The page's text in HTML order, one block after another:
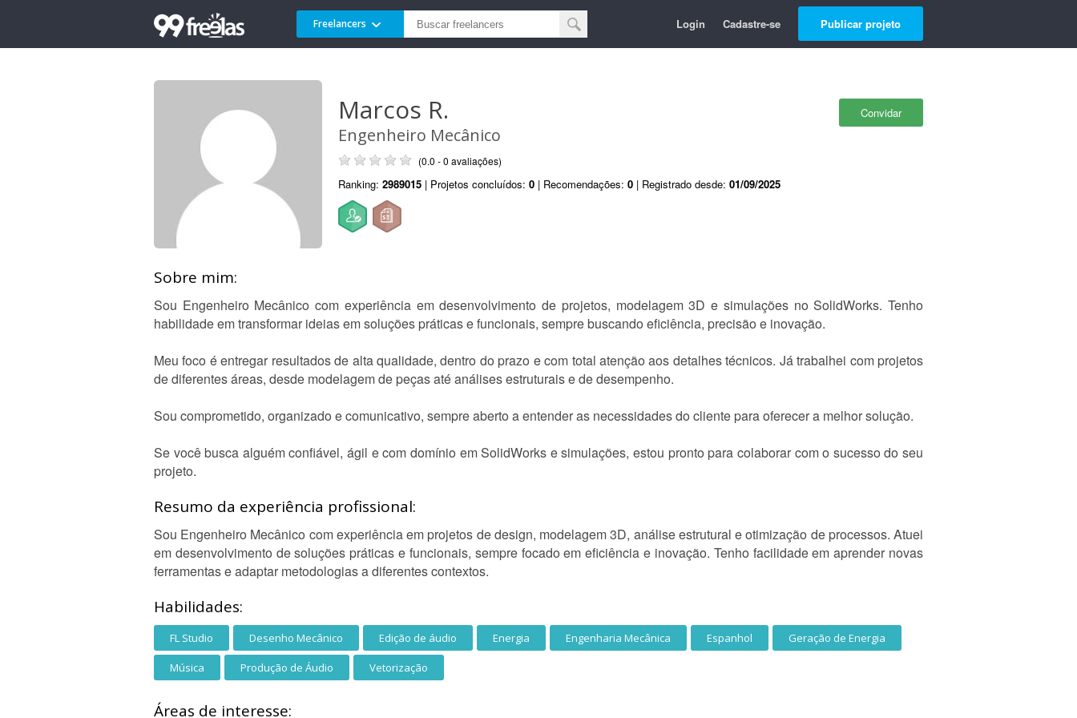
Freelancers Login Cadastre-se Publicar projeto
Convidar
Marcos R.
Engenheiro Mecânico
(0.0 - 0 avaliações)
Ranking: 2989015 | Projetos concluídos: 0 | Recomendações: 0 | Registrado desde: 01/09/2025
Sobre mim:
Sou Engenheiro Mecânico com experiência em desenvolvimento de projetos, modelagem 3D e simulações no SolidWorks. Tenho
habilidade em transformar ideias em soluções práticas e funcionais, sempre buscando eficiência, precisão e inovação.
Meu foco é entregar resultados de alta qualidade, dentro do prazo e com total atenção aos detalhes técnicos. Já trabalhei com projetos
de diferentes áreas, desde modelagem de peças até análises estruturais e de desempenho.
Sou comprometido, organizado e comunicativo, sempre aberto a entender as necessidades do cliente para oferecer a melhor solução.
Se você busca alguém confiável, ágil e com domínio em SolidWorks e simulações, estou pronto para colaborar com o sucesso do seu
projeto.
Resumo da experiência profissional:
Sou Engenheiro Mecânico com experiência em projetos de design, modelagem 3D, análise estrutural e otimização de processos. Atuei
em desenvolvimento de soluções práticas e funcionais, sempre focado em eficiência e inovação. Tenho facilidade em aprender novas
ferramentas e adaptar metodologias a diferentes contextos.
Habilidades:
FL Studio Desenho Mecânico Edição de áudio Energia Engenharia Mecânica Espanhol Geração de Energia
Música Produção de Áudio Vetorização
Áreas de interesse: